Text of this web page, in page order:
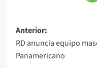
Anterior:
RD anuncia equipo
Panamericano